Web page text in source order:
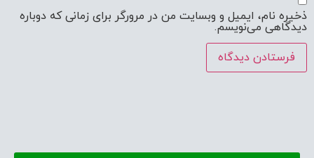
ذخیره نام، ایمیل و وبسایت من در مرورگر برای زمانی که دوباره
دیدگاهی می‌نویسم.